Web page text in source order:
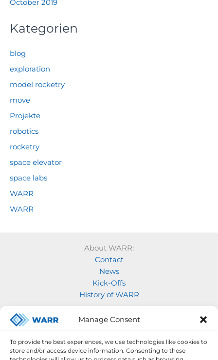
Manage Consent
To provide the best experiences, we use technologies like cookies to
store and/or access device information. Consenting to these
October 2019
Kategorien
blog
exploration
model rocketry
move
Projekte
robotics
rocketry
space elevator
space labs
WARR
WARR
About WARR:
Contact
News
Kick-Offs
History of WARR
Model Rocketry
Rocketry
Space Labs